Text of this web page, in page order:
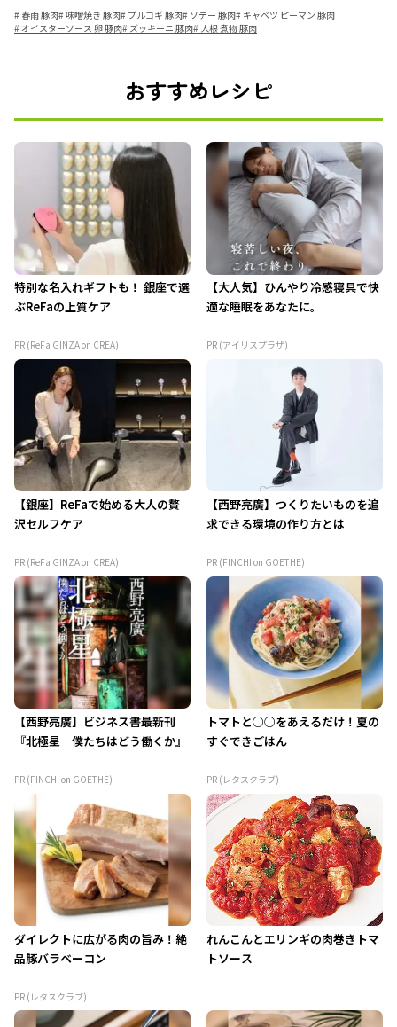
# 春雨 豚肉#味噌焼き 豚肉# プルコギ 豚肉# ソテー 豚肉# キャベツ ピーマン 豚肉
#オイスターソース 卵 豚肉# ズッキーニ 豚肉# 大根 煮物 豚肉
おすすめレシピ
特別な名入れギフトも！ 銀座で選
ぶReFaの上質ケア
PR (ReFa GINZA on CREA)
【大人気】ひんやり冷感寝具で快
適な睡眠をあなたに。
PR (アイリスプラザ)
【銀座】ReFaで始める大人の贅
沢セルフケア
PR (ReFa GINZA on CREA)
【西野亮廣】つくりたいものを追
求できる環境の作り方とは
PR (FINCHI on GOETHE)
【西野亮廣】ビジネス書最新刊
『北極星 僕たちはどう働くか』
PR (FINCHI on GOETHE)
トマトと○○をあえるだけ！夏の
すぐできごはん
PR (レタスクラブ)
ダイレクトに広がる肉の旨み！絶
品豚バラベーコン
PR (レタスクラブ)
れんこんとエリンギの肉巻きトマ
トソース